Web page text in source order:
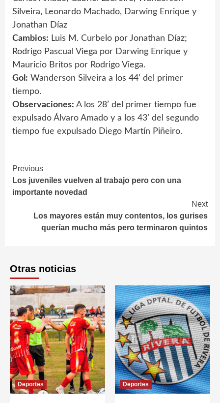
Silveira, Leonardo Machado, Darwing Enrique y
Jonathan Díaz
Cambios: Luis M. Curbelo por Jonathan Díaz;
Rodrigo Pascual Viega por Darwing Enrique y
Mauricio Britos por Rodrigo Viega.
Gol: Wanderson Silveira a los 44’ del primer
tiempo.
Observaciones: A los 28’ del primer tiempo fue
expulsado Álvaro Amado y a los 43’ del segundo
tiempo fue expulsado Diego Martín Piñeiro.
Continue
Reading
Previous
Los juveniles vuelven al trabajo pero con una
importante novedad
Next
Los mayores están muy contentos, los gurises
querían mucho más pero terminaron quintos
Otras noticias
Deportes Deportes